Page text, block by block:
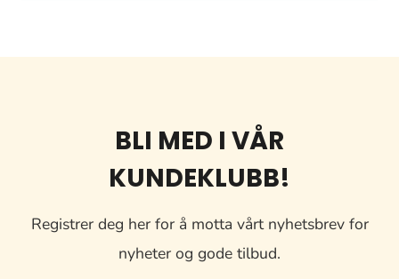
BLI MED I VÅR
KUNDEKLUBB!
Registrer deg her for å motta vårt nyhetsbrev for
nyheter og gode tilbud.